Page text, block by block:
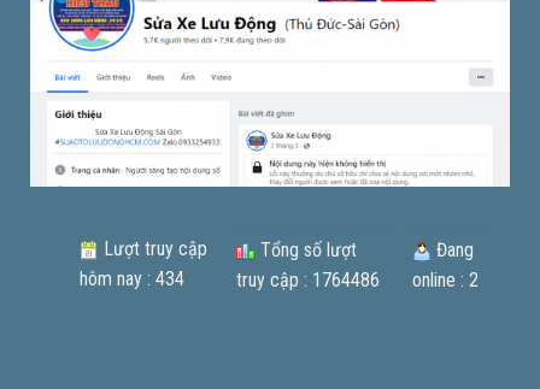
Lượt truy cập
hôm nay : 434
Tổng số lượt
truy cập : 1764486
Đang
online : 2